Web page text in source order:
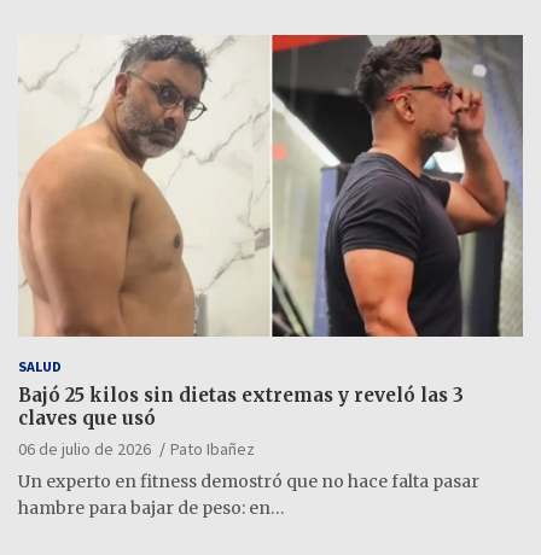
SALUD
Bajó 25 kilos sin dietas extremas y reveló las 3
claves que usó
06 de julio de 2026
Pato Ibañez
Un experto en fitness demostró que no hace falta pasar
hambre para bajar de peso: en…